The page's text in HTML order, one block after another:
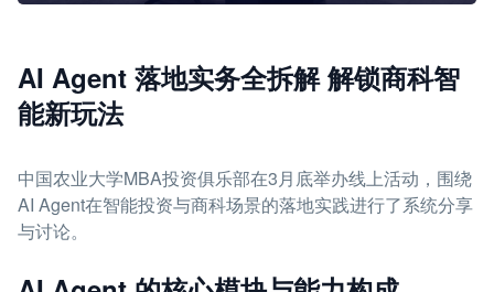
AI Agent 落地实务全拆解 解锁商科智
能新玩法
中国农业大学MBA投资俱乐部在3月底举办线上活动，围绕
AI Agent在智能投资与商科场景的落地实践进行了系统分享
与讨论。